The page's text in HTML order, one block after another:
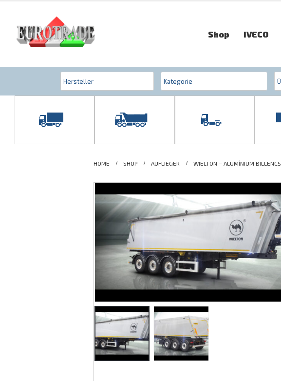
Shop
IVECO
HOME SHOP AUFLIEGER WIELTON – ALUMÍNIUM BILLENCS